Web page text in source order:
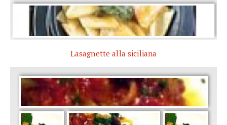
Lasagnette alla siciliana